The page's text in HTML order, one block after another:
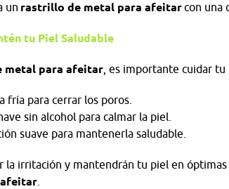
un rastrillo de metal para afeitarcon una
tu Piel Saludable
metal para afeitar , es importante cuidar tu
fría para cerrar los poros.
sin alcohol para calmar la piel.
suave para mantenerla saludable.
la irritación y mantendrán tu piel en